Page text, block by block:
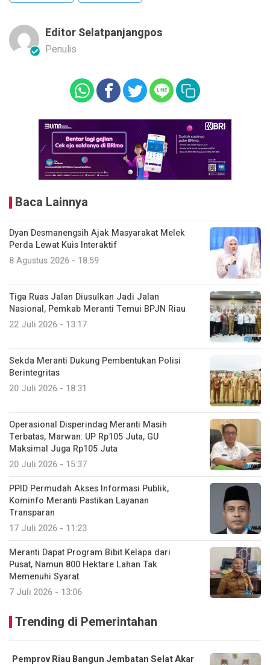
Editor Selatpanjangpos
Penulis
Baca Lainnya
Dyan Desmanengsih Ajak Masyarakat Melek
Perda Lewat Kuis Interaktif
8 Agustus 2026 - 18:59
Tiga Ruas Jalan Diusulkan Jadi Jalan
Nasional, Pemkab Meranti Temui BPJN Riau
22 Juli 2026 - 13:17
Sekda Meranti Dukung Pembentukan Polisi
Berintegritas
20 Juli 2026 - 18:31
Operasional Disperindag Meranti Masih
Terbatas, Marwan: UP Rp105 Juta, GU
Maksimal Juga Rp105 Juta
20 Juli 2026 - 15:37
PPID Permudah Akses Informasi Publik,
Kominfo Meranti Pastikan Layanan
Transparan
17 Juli 2026 - 11:23
Meranti Dapat Program Bibit Kelapa dari
Pusat, Namun 800 Hektare Lahan Tak
Memenuhi Syarat
7 Juli 2026 - 13:06
Trending di Pemerintahan
Pemprov Riau Bangun Jembatan Selat Akar